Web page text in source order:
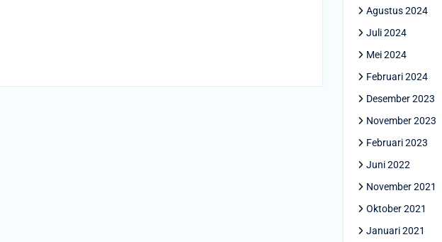
Agustus 2024
Juli 2024
Mei 2024
Februari 2024
Desember 2023
November 2023
Februari 2023
Juni 2022
November 2021
Oktober 2021
Januari 2021